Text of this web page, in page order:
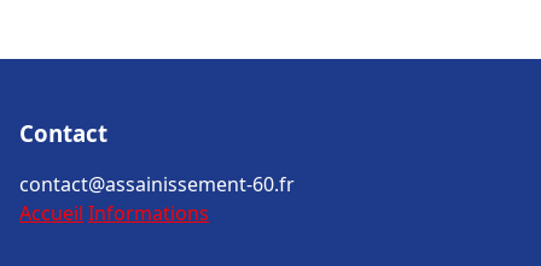
Contact
contact@assainissement-60.fr
Accueil Informations